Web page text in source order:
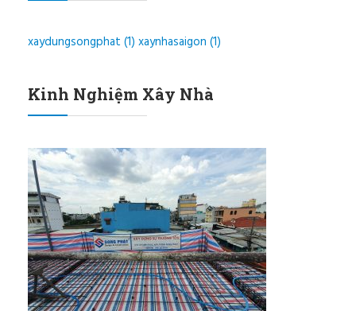
xaydungsongphat (1) xaynhasaigon (1)
Kinh Nghiệm Xây Nhà